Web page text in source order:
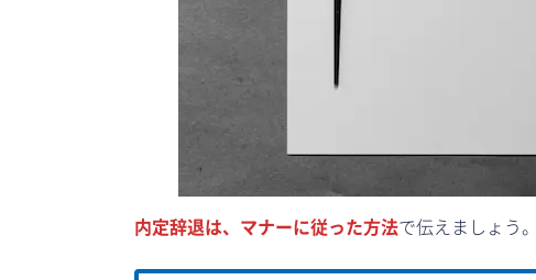
内定辞退は、マナーに従った方法で伝えましょう